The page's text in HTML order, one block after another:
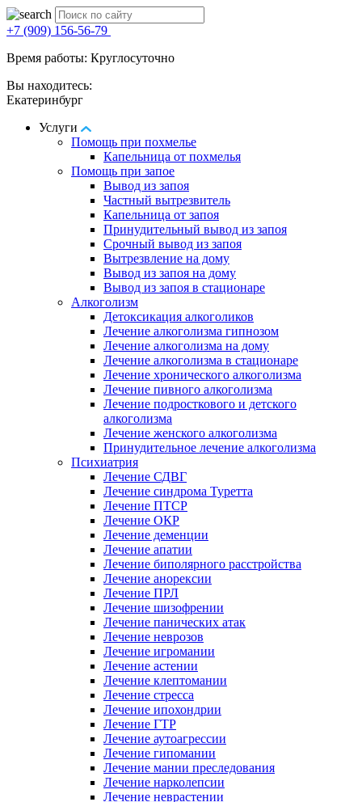
+7 (909) 156-56-79
Время работы: Круглосуточно
Вы находитесь:
Екатеринбург
Услуги
Помощь при похмелье
Капельница от похмелья
Помощь при запое
Вывод из запоя
Частный вытрезвитель
Капельница от запоя
Принудительный вывод из запоя
Срочный вывод из запоя
Вытрезвление на дому
Вывод из запоя на дому
Вывод из запоя в стационаре
Алкоголизм
Детоксикация алкоголиков
Лечение алкоголизма гипнозом
Лечение алкоголизма на дому
Лечение алкоголизма в стационаре
Лечение хронического алкоголизма
Лечение пивного алкоголизма
Лечение подросткового и детского
алкоголизма
Лечение женского алкоголизма
Принудительное лечение алкоголизма
Психиатрия
Лечение СДВГ
Лечение синдрома Туретта
Лечение ПТСР
Лечение ОКР
Лечение деменции
Лечение апатии
Лечение биполярного расстройства
Лечение анорексии
Лечение ПРЛ
Лечение шизофрении
Лечение панических атак
Лечение неврозов
Лечение игромании
Лечение астении
Лечение клептомании
Лечение стресса
Лечение ипохондрии
Лечение ГТР
Лечение аутоагрессии
Лечение гипомании
Лечение мании преследования
Лечение нарколепсии
Лечение неврастении